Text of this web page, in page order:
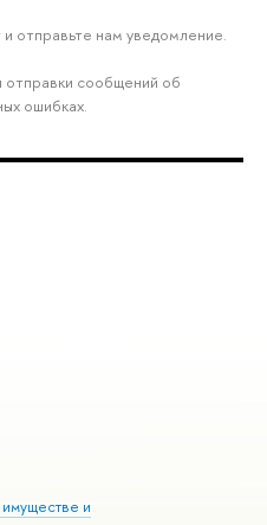
отправьте нам уведомление.
отправки сообщений об
ошибках.
и